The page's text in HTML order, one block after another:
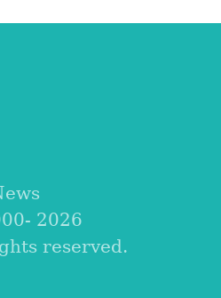
2026
reserved.